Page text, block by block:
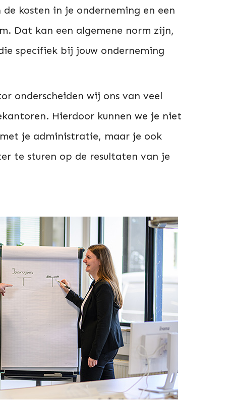
de kosten in je onderneming en een
Dat kan een algemene norm zijn,
specifiek bij jouw onderneming
onderscheiden wij ons van veel
Hierdoor kunnen we je niet
je administratie, maar je ook
te sturen op de resultaten van je